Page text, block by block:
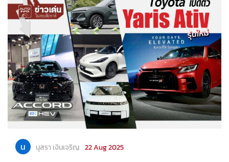
น นุสรา เงินเจริญ 22 Aug 2025